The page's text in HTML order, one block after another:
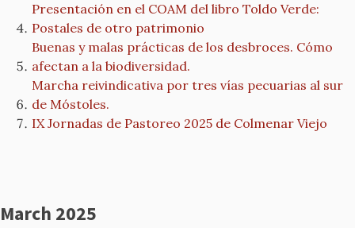
Presentación en el COAM del libro Toldo Verde:
Postales de otro patrimonio
Buenas y malas prácticas de los desbroces. Cómo
afectan a la biodiversidad.
Marcha reivindicativa por tres vías pecuarias al sur
de Móstoles.
IX Jornadas de Pastoreo 2025 de Colmenar Viejo
March 2025